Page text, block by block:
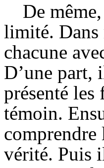
De
limité. Dans
chacune
D’une part,
présenté les
témoin.
comprendre
vérité. Puis